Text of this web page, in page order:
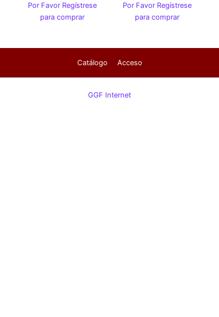
Por Favor Regístrese
para comprar
Por Favor Regístrese
para comprar
Catálogo Acceso
GGF Internet